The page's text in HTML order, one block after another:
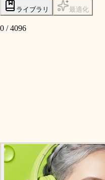
ライブラリ 最適化
0 /4096